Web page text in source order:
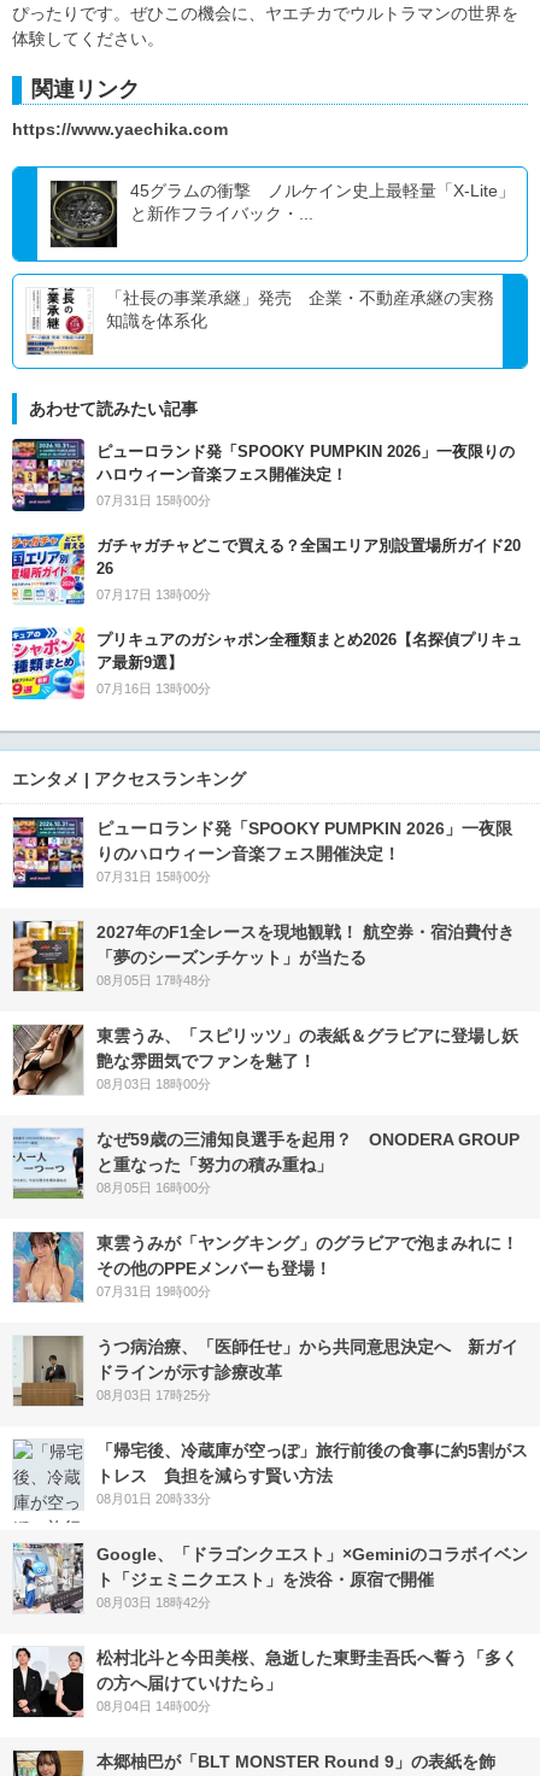
ぴったりです。ぜひこの機会に、ヤエチカでウルトラマンの世界を
体験してください。
関連リンク
https://www.yaechika.com
45グラムの衝撃 ノルケイン史上最軽量「X-Lite」
と新作フライバック・...
「社長の事業承継」発売 企業・不動産承継の実務
知識を体系化
あわせて読みたい記事
ピューロランド発「SPOOKY PUMPKIN 2026」一夜限りの
ハロウィーン音楽フェス開催決定！
07月31日 15時00分
ガチャガチャどこで買える？全国エリア別設置場所ガイド20
26
07月17日 13時00分
プリキュアのガシャポン全種類まとめ2026【名探偵プリキュ
ア最新9選】
07月16日 13時00分
エンタメ | アクセスランキング
ピューロランド発「SPOOKY PUMPKIN 2026」一夜限
りのハロウィーン音楽フェス開催決定！
07月31日 15時00分
2027年のF1全レースを現地観戦！ 航空券・宿泊費付き
「夢のシーズンチケット」が当たる
08月05日 17時48分
東雲うみ、「スピリッツ」の表紙＆グラビアに登場し妖
艶な雰囲気でファンを魅了！
08月03日 18時00分
なぜ59歳の三浦知良選手を起用？ ONODERA GROUP
と重なった「努力の積み重ね」
08月05日 16時00分
東雲うみが「ヤングキング」のグラビアで泡まみれに！
その他のPPEメンバーも登場！
07月31日 19時00分
うつ病治療、「医師任せ」から共同意思決定へ 新ガイ
ドラインが示す診療改革
08月03日 17時25分
「帰宅後、冷蔵庫が空っぽ」旅行前後の食事に約5割がス
トレス 負担を減らす賢い方法
08月01日 20時33分
Google、「ドラゴンクエスト」×Geminiのコラボイベン
ト「ジェミニクエスト」を渋谷・原宿で開催
08月03日 18時42分
松村北斗と今田美桜、急逝した東野圭吾氏へ誓う「多く
の方へ届けていけたら」
08月04日 14時00分
本郷柚巴が「BLT MONSTER Round 9」の表紙を飾